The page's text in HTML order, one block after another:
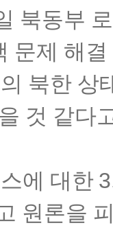
북동부
문제 해
북한 상
것 같다
에 대한 3
원론을